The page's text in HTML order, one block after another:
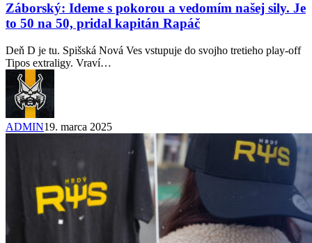
Záborský: Ideme s pokorou a vedomím našej sily. Je
to 50 na 50, pridal kapitán Rapáč
Deň D je tu. Spišská Nová Ves vstupuje do svojho tretieho play-off
Tipos extraligy. Vraví…
ADMIN19. marca 2025